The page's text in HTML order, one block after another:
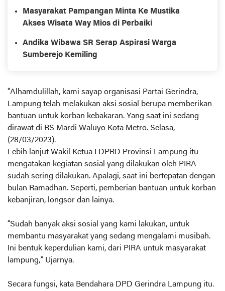
Masyarakat Pampangan Minta Ke Mustika
Akses Wisata Way Mios di Perbaiki
Andika Wibawa SR Serap Aspirasi Warga
Sumberejo Kemiling
“Alhamdulillah, kami sayap organisasi Partai Gerindra,
Lampung telah melakukan aksi sosial berupa memberikan
bantuan untuk korban kebakaran. Yang saat ini sedang
dirawat di RS Mardi Waluyo Kota Metro. Selasa,
(28/03/2023).
Lebih lanjut Wakil Ketua I DPRD Provinsi Lampung itu
mengatakan kegiatan sosial yang dilakukan oleh PIRA
sudah sering dilakukan. Apalagi, saat ini bertepatan dengan
bulan Ramadhan. Seperti, pemberian bantuan untuk korban
kebanjiran, longsor dan lainya.
“Sudah banyak aksi sosial yang kami lakukan, untuk
membantu masyarakat yang sedang mengalami musibah.
Ini bentuk keperdulian kami, dari PIRA untuk masyarakat
lampung,” Ujarnya.
Secara fungsi, kata Bendahara DPD Gerindra Lampung itu.